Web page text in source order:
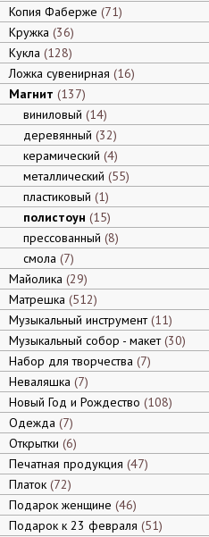
Копия Фаберже 71
Кружка 36
Кукла 128
Ложка сувенирная 16
Магнит 137
виниловый 14
деревянный 32
керамический 4
металлический 55
пластиковый 1
полистоун 15
прессованный 8
смола 7
Майолика 29
Матрешка 512
Музыкальный инструмент 11
Музыкальный собор - макет 30
Набор для творчества 7
Неваляшка 7
Новый Год и Рождество 108
Одежда 7
Открытки 6
Печатная продукция 47
Платок 72
Подарок женщине 46
Подарок к 23 февраля 51